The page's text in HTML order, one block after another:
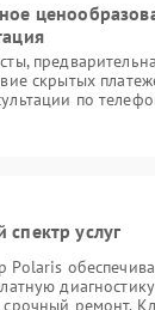
скрытых
по
услуг
Polaris
ремонт.